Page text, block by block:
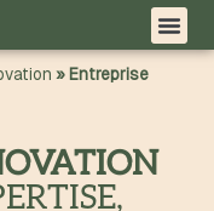
» Entreprise